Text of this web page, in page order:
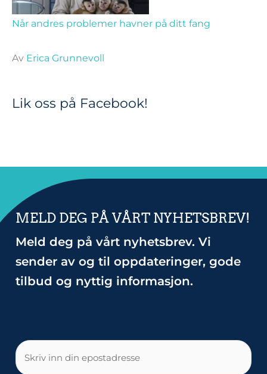
Når andres problemer havner på ditt fang
Av Erica Grunnevoll
Lik oss på Facebook!
MELD DEG PÅ VÅRT NYHETSBREV!
Meld deg på vårt nyhetsbrev. Vi
sender av og til oppdateringer, gode
tilbud og nyttig informasjon.
E-
post